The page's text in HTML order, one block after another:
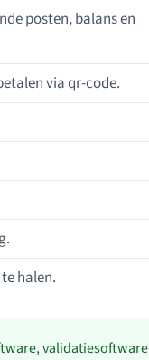
posten, balans en
via qr-code.
halen.
validatiesoftware